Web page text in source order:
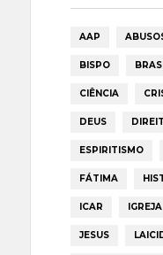
AAP
BISPO
CIÊNCIA
DEUS
ESPIRITISMO
FÁTIMA
ICAR IGREJA
JESUS